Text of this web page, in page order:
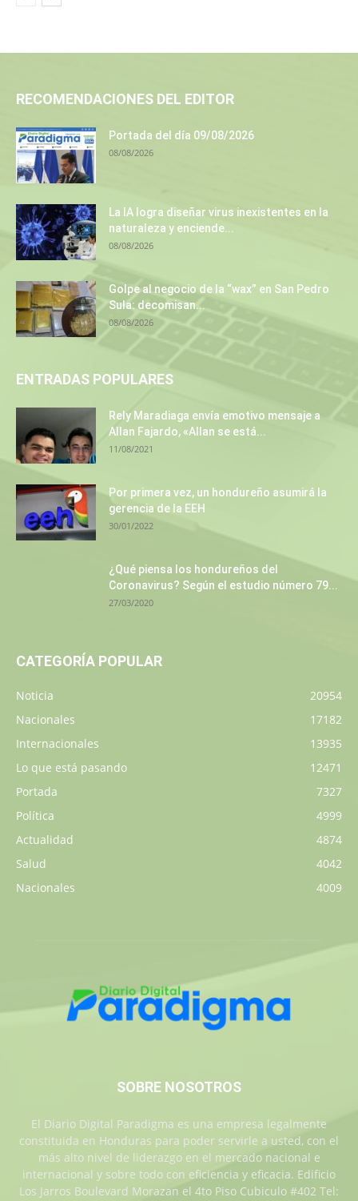
RECOMENDACIONES DEL EDITOR
Portada del día 09/08/2026
08/08/2026
La IA logra diseñar virus inexistentes en la
naturaleza y enciende...
08/08/2026
Golpe al negocio de la “wax” en San Pedro
Sula: decomisan...
08/08/2026
ENTRADAS POPULARES
Rely Maradiaga envía emotivo mensaje a
Allan Fajardo, «Allan se está...
11/08/2021
Por primera vez, un hondureño asumirá la
gerencia de la EEH
30/01/2022
¿Qué piensa los hondureños del
Coronavirus? Según el estudio número 79...
27/03/2020
CATEGORÍA POPULAR
Noticia
20954
Nacionales
17182
Internacionales
13935
Lo que está pasando
12471
Portada
7327
Política
4999
Actualidad
4874
Salud
4042
Nacionales
4009
SOBRE NOSOTROS
El Diario Digital Paradigma es una empresa legalmente
constituida en Honduras para poder servirle a usted, con el
más alto nivel de liderazgo en el mercado nacional e
internacional y sobre todo con eficiencia y eficacia. Edificio
Los Jarros Boulevard Morazan el 4to Piso Cubiculo #402 Tel: